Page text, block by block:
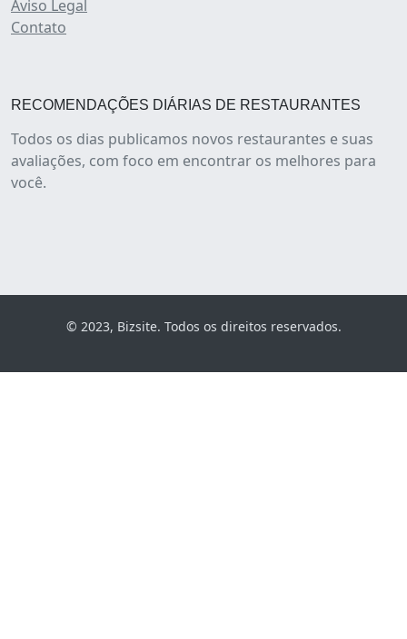
Aviso Legal
Contato
RECOMENDAÇÕES DIÁRIAS DE RESTAURANTES
Todos os dias publicamos novos restaurantes e suas
avaliações, com foco em encontrar os melhores para
você.
© 2023, Bizsite. Todos os direitos reservados.